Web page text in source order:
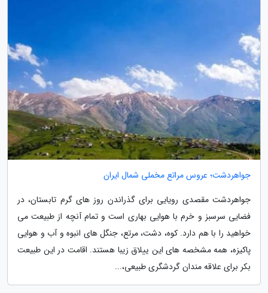
جواهردشت؛ عروس مراتع مخملی شمال ایران
جواهردشت مقصدی رویایی برای گذراندن روز های گرم تابستان، در
فضایی سرسبز و خرم با هوایی بهاری است و تمام آنچه از طبیعت می
خواهید را با هم دارد. کوه، دشت، مرتع، جنگل های انبوه و آب و هوایی
پاکیزه، همه مشخصه های این ییلاق زیبا هستند. اقامت در این طبیعت
بکر برای علاقه مندان گردشگری طبیعی،...